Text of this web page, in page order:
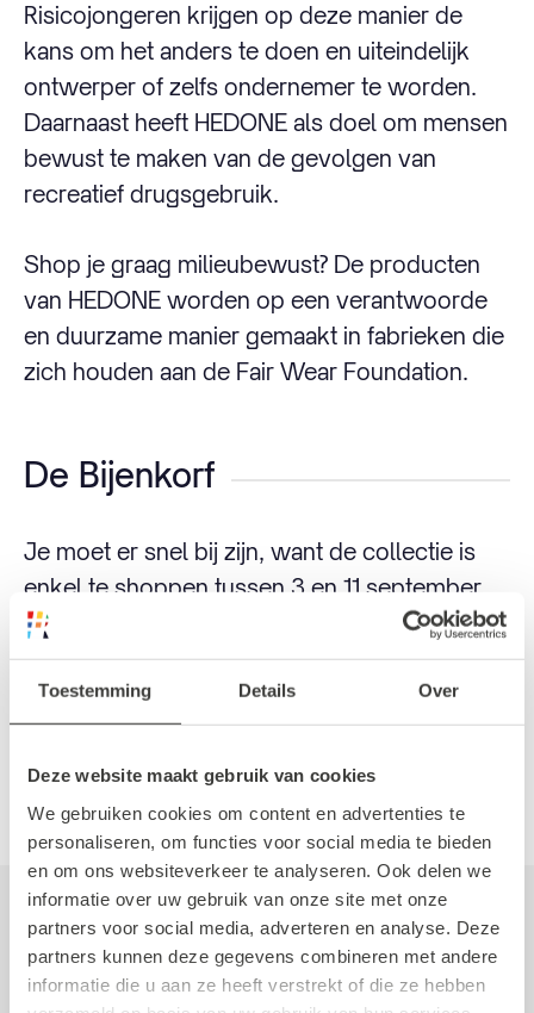
Toestemming Details Over
Deze website maakt gebruik van cookies
We gebruiken cookies om content en advertenties te
personaliseren, om functies voor social media te bieden
en om ons websiteverkeer te analyseren. Ook delen we
informatie over uw gebruik van onze site met onze
partners voor social media, adverteren en analyse. Deze
partners kunnen deze gegevens combineren met andere
informatie die u aan ze heeft verstrekt of die ze hebben
Risicojongeren krijgen op deze manier de
kans om het anders te doen en uiteindelijk
ontwerper of zelfs ondernemer te worden.
Daarnaast heeft HEDONE als doel om mensen
bewust te maken van de gevolgen van
recreatief drugsgebruik.
Shop je graag milieubewust? De producten
van HEDONE worden op een verantwoorde
en duurzame manier gemaakt in fabrieken die
zich houden aan de Fair Wear Foundation.
De Bijenkorf
Je moet er snel bij zijn, want de collectie is
enkel te shoppen tussen 3 en 11 september.
Bemachtig jouw unieke
bij de Bijenkorf
en support dit toffe merk.
Meer weten over de RSCW? Lees het in ons
Rotterdam Street Culture Week artikel
Geschreven door Mathilde
Simon
1 september 2022
Frontrunner